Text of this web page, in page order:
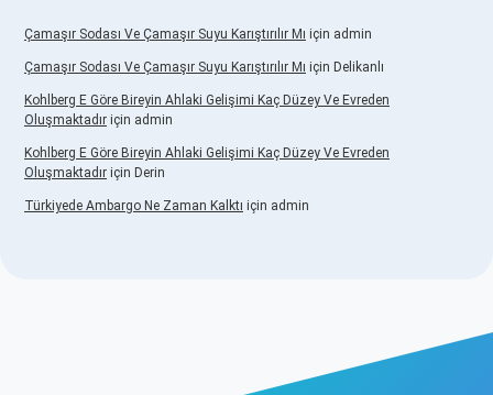
Çamaşır Sodası Ve Çamaşır Suyu Karıştırılır Mı için admin
Çamaşır Sodası Ve Çamaşır Suyu Karıştırılır Mı için Delikanlı
Kohlberg E Göre Bireyin Ahlaki Gelişimi Kaç Düzey Ve Evreden
Oluşmaktadır için admin
Kohlberg E Göre Bireyin Ahlaki Gelişimi Kaç Düzey Ve Evreden
Oluşmaktadır için Derin
Türkiyede Ambargo Ne Zaman Kalktı için admin